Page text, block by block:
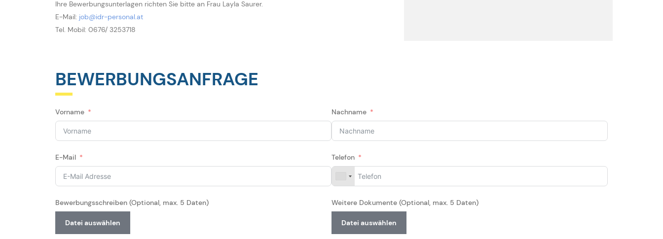
Ihre Bewerbungsunterlagen richten Sie bitte an Frau Layla Saurer.
E-Mail: job@idr-personal.at
Tel. Mobil: 0676/ 3253718
BEWERBUNGSANFRAGE
Vorname Nachname
E-Mail Telefon
Bewerbungsschreiben (Optional, max. 5 Daten)
Datei auswählen
Weitere Dokumente (Optional, max. 5 Daten)
Datei auswählen